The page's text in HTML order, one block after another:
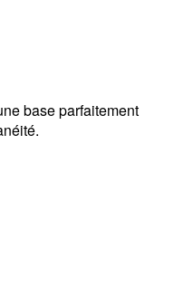
base parfaitement